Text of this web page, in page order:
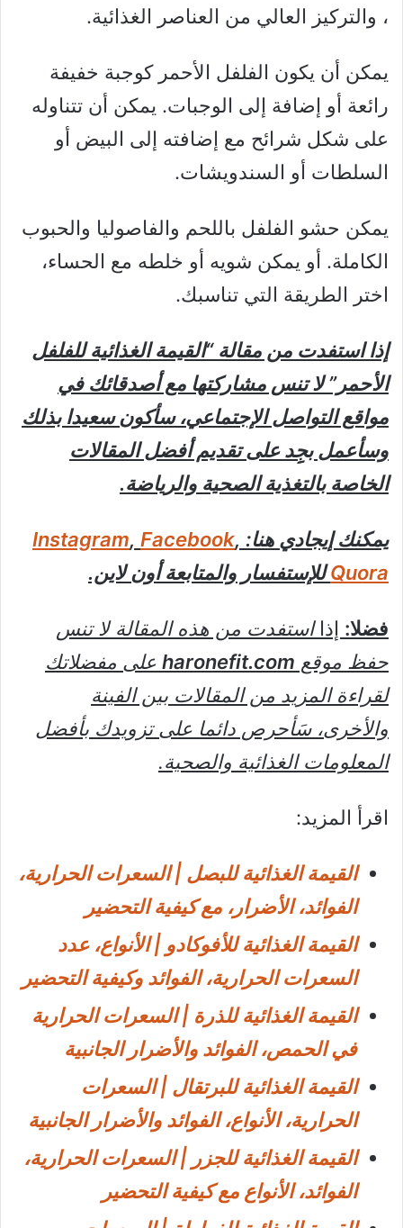
، والتركيز العالي من العناصر الغذائية.
يمكن أن يكون الفلفل الأحمر كوجبة خفيفة
رائعة أو إضافة إلى الوجبات. يمكن أن تتناوله
على شكل شرائح مع إضافته إلى البيض أو
السلطات أو السندويشات.
يمكن حشو الفلفل باللحم والفاصوليا والحبوب
الكاملة. أو يمكن شويه أو خلطه مع الحساء،
اختر الطريقة التي تناسبك.
إذا استفدت من مقالة “القيمة الغذائية للفلفل
الأحمر” لا تنس مشاركتها مع أصدقائك في
مواقع التواصل الإجتماعي، سأكون سعيدا بذلك
وسأعمل بجِِد على تقديم أفضل المقالات
الخاصة بالتغذية الصحية والرياضة.
يمكنك إيجادي هنا: Instagram, Facebook,
Quoraللإستفسار والمتابعة أون لاين.
فضلا: إذااستفدت من هذه المقالة لا تنس
حفظ موقع haronefit.com على مفضلاتك
لقراءة المزيد من المقالات بين الفينة
والأخرى، سَأحرص دائما على تزويدك بأفضل
المعلومات الغذائية والصحية.
اقرأ المزيد:
القيمة الغذائية للبصل | السعرات الحرارية،
الفوائد، الأضرار، مع كيفية التحضير
القيمة الغذائية للأفوكادو | الأنواع، عدد
السعرات الحرارية، الفوائد وكيفية التحضير
القيمة الغذائية للذرة | السعرات الحرارية
في الحمص، الفوائد والأضرار الجانبية
القيمة الغذائية للبرتقال | السعرات
الحرارية، الأنواع، الفوائد والأضرار الجانبية
القيمة الغذائية للجزر | السعرات الحرارية،
الفوائد، الأنواع مع كيفية التحضير